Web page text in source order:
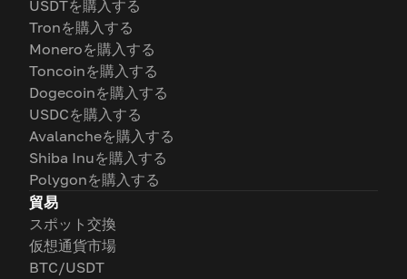
USDTを購入する
Tronを購入する
Moneroを購入する
Toncoinを購入する
Dogecoinを購入する
USDCを購入する
Avalancheを購入する
Shiba Inuを購入する
Polygonを購入する
貿易
スポット交換
仮想通貨市場
BTC/USDT